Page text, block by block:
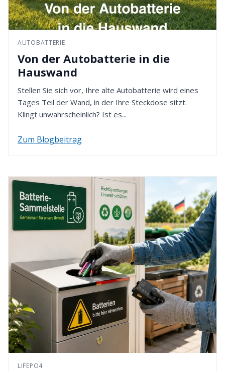
B.I.G. - Batterie-Industrie-Germany GmbH
In den Wiesen 2
49451 Holdorf - Deutschland
Nach Eingang Ihrer Retoure werden wir den
Kaufpreis innerhalb von 14 Tagen erstatten. Dafür
verwenden wir die von Ihnen zuvor gewählte
Zahlungsart.
zurückerstattet. Bitte denken Sie daran, dass die
Rückzahlung gemäß der von Ihnen bei der
Bestellung gewählten Zahlungsmethode erfolgt.
AUTOBATTERIE
Von der Autobatterie in die
Hauswand
Stellen Sie sich vor, Ihre alte Autobatterie wird eines
Tages Teil der Wand, in der Ihre Steckdose sitzt.
Klingt unwahrscheinlich? Ist es...
Zum Blogbeitrag
LIFEPO4